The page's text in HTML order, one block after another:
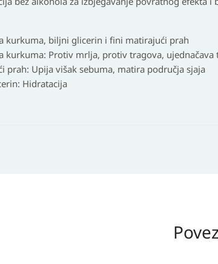
kurkuma, biljni glicerin i fini matirajući prah
kurkuma: Protiv mrlja, protiv tragova, ujednačava
prah: Upija višak sebuma, matira područja sjaja
Hidratacija